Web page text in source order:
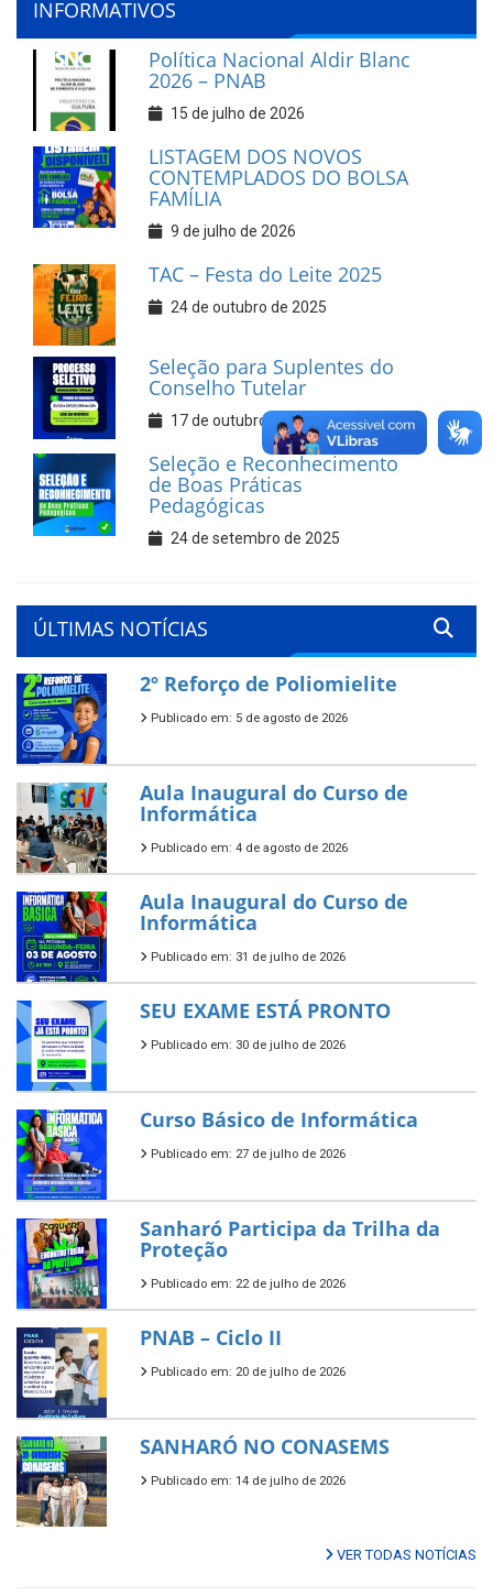
INFORMATIVOS
Política Nacional Aldir Blanc
2026 – PNAB
15 de julho de 2026
LISTAGEM DOS NOVOS
CONTEMPLADOS DO BOLSA
FAMÍLIA
9 de julho de 2026
TAC – Festa do Leite 2025
24 de outubro de 2025
Seleção para Suplentes do
Conselho Tutelar
17 de outubro de 2025
Seleção e Reconhecimento
de Boas Práticas
Pedagógicas
24 de setembro de 2025
ÚLTIMAS NOTÍCIAS
2º Reforço de Poliomielite
Publicado em: 5 de agosto de 2026
Aula Inaugural do Curso de
Informática
Publicado em: 4 de agosto de 2026
Aula Inaugural do Curso de
Informática
Publicado em: 31 de julho de 2026
SEU EXAME ESTÁ PRONTO
Publicado em: 30 de julho de 2026
Curso Básico de Informática
Publicado em: 27 de julho de 2026
Sanharó Participa da Trilha da
Proteção
Publicado em: 22 de julho de 2026
PNAB – Ciclo II
Publicado em: 20 de julho de 2026
SANHARÓ NO CONASEMS
Publicado em: 14 de julho de 2026
VER TODAS NOTÍCIAS